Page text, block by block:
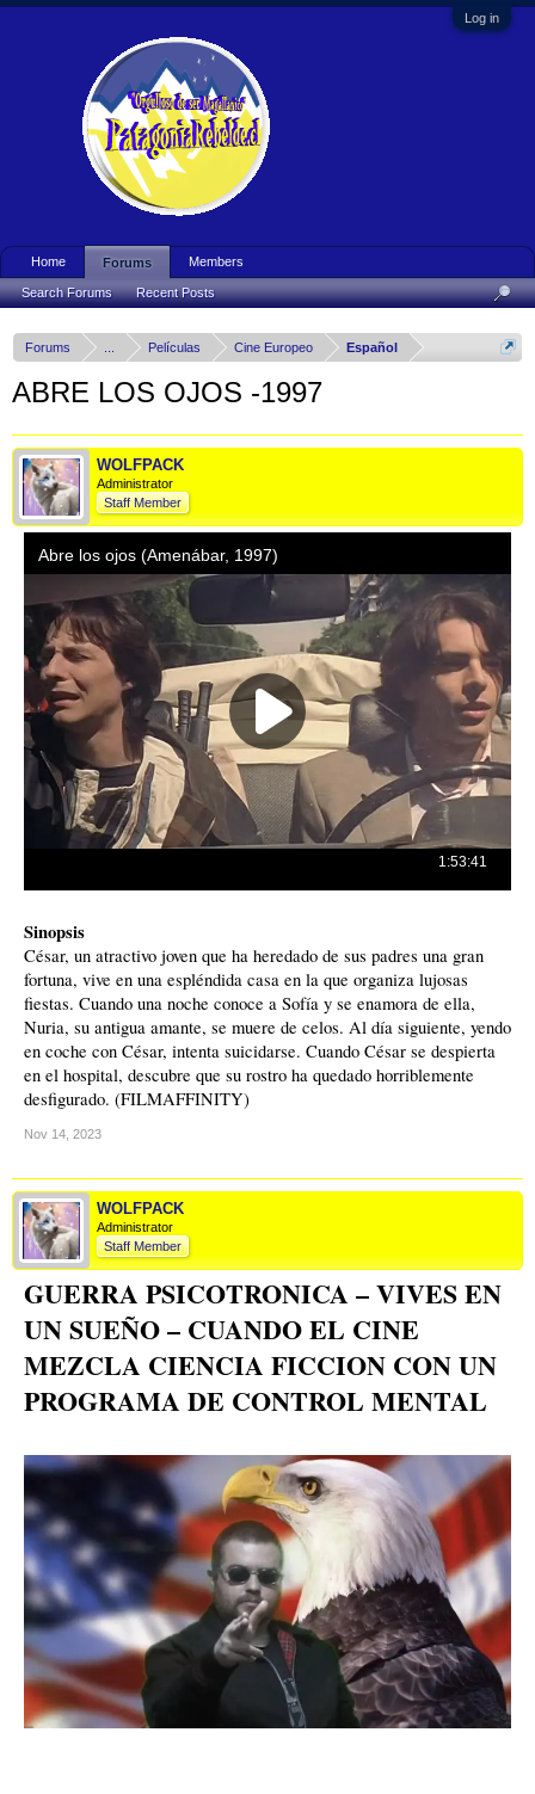
Log in
Forums Películas Cine Europeo Español
ABRE LOS OJOS -1997
WOLFPACK
Administrator
Staff Member
Sinopsis
César, un atractivo joven que ha heredado de sus padres una gran
fortuna, vive en una espléndida casa en la que organiza lujosas
fiestas. Cuando una noche conoce a Sofía y se enamora de ella,
Nuria, su antigua amante, se muere de celos. Al día siguiente, yendo
en coche con César, intenta suicidarse. Cuando César se despierta
en el hospital, descubre que su rostro ha quedado horriblemente
desfigurado. (FILMAFFINITY)
Nov 14, 2023
WOLFPACK
Administrator
Staff Member
GUERRA PSICOTRONICA – VIVES EN
UN SUEÑO – CUANDO EL CINE
MEZCLA CIENCIA FICCION CON UN
PROGRAMA DE CONTROL MENTAL
Home Forums
Search Forums Recent Posts
Members